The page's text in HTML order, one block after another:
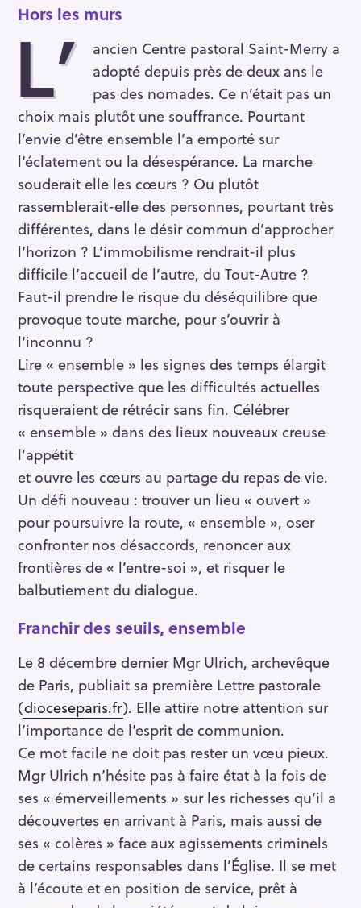
Hors les murs
L’
ancien Centre pastoral Saint-Merry a
adopté depuis près de deux ans le
pas des nomades. Ce n’était pas un
choix mais plutôt une souffrance. Pourtant
l’envie d’être ensemble l’a emporté sur
l’éclatement ou la désespérance. La marche
souderait elle les cœurs ? Ou plutôt
rassemblerait-elle des personnes, pourtant très
différentes, dans le désir commun d’approcher
l’horizon ? L’immobilisme rendrait-il plus
difficile l’accueil de l’autre, du Tout-Autre ?
Faut-il prendre le risque du déséquilibre que
provoque toute marche, pour s’ouvrir à
l’inconnu ?
Lire « ensemble » les signes des temps élargit
toute perspective que les difficultés actuelles
risqueraient de rétrécir sans fin. Célébrer
« ensemble » dans des lieux nouveaux creuse
l’appétit
et ouvre les cœurs au partage du repas de vie.
Un défi nouveau : trouver un lieu « ouvert »
pour poursuivre la route, « ensemble », oser
confronter nos désaccords, renoncer aux
frontières de « l’entre-soi », et risquer le
balbutiement du dialogue.
Franchir des seuils, ensemble
Le 8 décembre dernier Mgr Ulrich, archevêque
de Paris, publiait sa première Lettre pastorale
(dioceseparis.fr). Elle attire notre attention sur
l’importance de l’esprit de communion.
Ce mot facile ne doit pas rester un vœu pieux.
Mgr Ulrich n’hésite pas à faire état à la fois de
ses « émerveillements » sur les richesses qu’il a
découvertes en arrivant à Paris, mais aussi de
ses « colères » face aux agissements criminels
de certains responsables dans l’Église. Il se met
à l’écoute et en position de service, prêt à